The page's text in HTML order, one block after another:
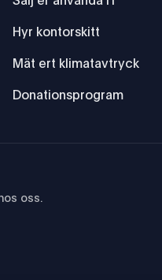
genom innovation
lösningar genom
Hyr kontorskitt
Mät ert klimatavtryck
Donationsprogram
oss.